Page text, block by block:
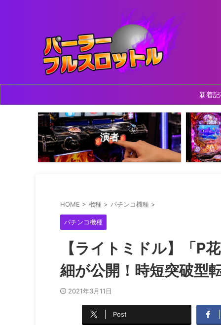
新着
演者
HOME > 機種 > パチンコ機種 >
パチンコ機種
【ライトミドル】「P
細が公開！時短突破型
2021年3月11日
Post